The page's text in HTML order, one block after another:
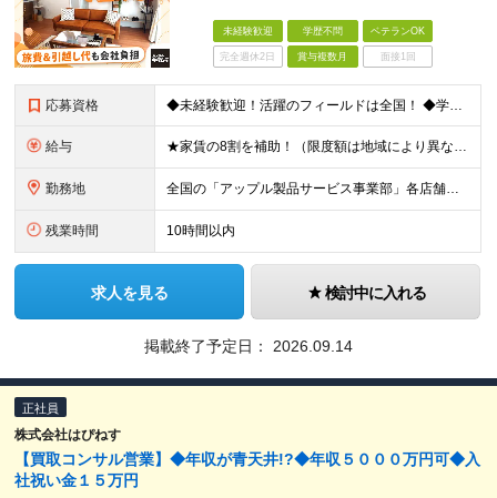
未経験歓迎 学歴不問 ベテランOK
完全週休2日 賞与複数月 面接1回
応募資格 ◆未経験歓迎！活躍のフィールドは全国！ ◆学歴不問 ◆第二新卒も活躍中 ◆40歳以下の方（若年層の長期キャリア形成を図るため） ★店長候補としての採用ですので、入社3年後には店長になるイメージです！
給与 ★家賃の8割を補助！（限度額は地域により異なる） ※転勤による引っ越しが発生する場合 ＝＝＝＝＝＝＝＝＝＝＝＝＝＝＝＝＝＝＝＝＝＝＝ 例えば、家賃7.5万円なら6万円は会社で負担。 あなたが支払うのは
勤務地 全国の「アップル製品サービス事業部」各店舗となります ※アップル製品サービス単独店に配属の可能性もあります ※最初の配属先は希望を最大限考慮した上で決定します ▼詳しい勤務地住所は下記URLをご確認
残業時間 10時間以内
求人を見る 検討中に入れる
掲載終了予定日： 2026.09.14
正社員
株式会社はぴねす
【買取コンサル営業】◆年収が青天井!?◆年収５０００万円可◆入
社祝い金１５万円